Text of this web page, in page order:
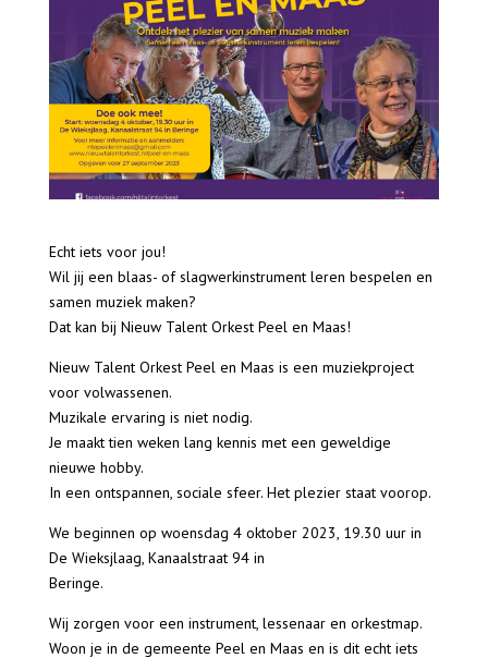
Echt iets voor jou!
Wil jij een blaas- of slagwerkinstrument leren bespelen en
samen muziek maken?
Dat kan bij Nieuw Talent Orkest Peel en Maas!
Nieuw Talent Orkest Peel en Maas is een muziekproject
voor volwassenen.
Muzikale ervaring is niet nodig.
Je maakt tien weken lang kennis met een geweldige
nieuwe hobby.
In een ontspannen, sociale sfeer. Het plezier staat voorop.
We beginnen op woensdag 4 oktober 2023, 19.30 uur in
De Wieksjlaag, Kanaalstraat 94 in
Beringe.
Wij zorgen voor een instrument, lessenaar en orkestmap.
Woon je in de gemeente Peel en Maas en is dit echt iets